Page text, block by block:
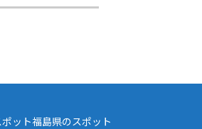
ット福島県のスポット